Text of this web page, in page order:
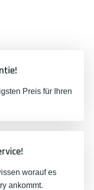
Preis für Ihren
worauf es
ankommt.